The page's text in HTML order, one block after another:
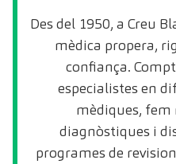
Des del 1950, a Creu
mèdica propera,
confiança.
especialistes en
mèdiques, fem
diagnòstiques i
programes de